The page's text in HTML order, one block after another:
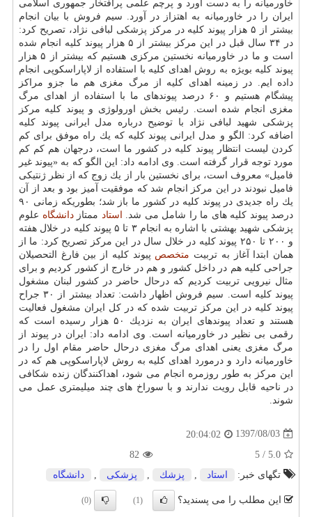
خاورمیانه را به دست آورد و پرچم علمی پرافتخار جمهوری اسلامی
ایران را در خاورمیانه به اهتزاز در آورد. سیم فروش با بیان انجام
بیشتر از ۵ هزار پیوند كلیه در مركز پزشكی لبافی نژاد، تصریح كرد:
در ۳۴ سال قبل در این مركز بیشتر از ۵ هزار پیوند كلیه انجام شده
است و ما در خاورمیانه نخستین مركزی هستیم كه بیشتر از ۵ هزار
پیوند كلیه بویژه به روش اهدای كلیه با استفاده از لاپاراسكوپی انجام
داده ایم. در زمینه اهدای كلیه از مرگ مغزی هم ما جزو مراكز
پیشگام هستیم و ۶۰ درصد پیوندهای ما با استفاده از اهدای مرگ
مغزی انجام شده است. رئیس بخش اورولوژی و پیوند كلیه مركز
پزشكی شهید لبافی نژاد با توضیح درباره مدل ایرانی پیوند كلیه
اضافه كرد: الگو و مدل ایرانی پیوند كلیه كه یك راه موفق برای كم
كردن لیست انتظار پیوند كلیه در كشور ما است، درجهان هم كم كم
مورد توجه قرار گرفته است. وی ادامه داد: این الگو كه به «پیوند غیر
فامیل» معروف است، برای نخستین بار از یك زوج كه از نظر ژنتیكی
فامیل نبودند در این مركز انجام شد كه موفقیت آمیز بود و بعد از آن
یك راه جدیدی در پیوند كلیه در كشور ما باز شد؛ بطوریكه زمانی ۹۰
درصد پیوند كلیه های ما را شامل می شد. استاد ممتازدانشگاه علوم
پزشكی شهید بهشتی با اشاره به انجام ۳ تا ۵ پیوند كلیه در خلال هفته
و ۲۰۰ تا ۲۵۰ پیوند كلیه در خلال سال در این مركز تصریح كرد: ما از
همان ابتدا آغاز به تربیت متخصص پیوند كلیه از بین فارغ التحصیلان
جراحی كلیه هم در داخل كشور و هم در خارج از كشور كردیم و برای
مثال نیرویی تربیت كردیم كه درحال حاضر در كشور لبنان مشغول
پیوند كلیه است. سیم فروش اظهار داشت: تعداد بیشتر از ۳۰ جراح
پیوند كلیه در این مركز تربیت شده كه در كل ایران مشغول فعالیت
هستند و تعداد پیوندهای ایران به نزدیك ۵۰ هزار رسیده است كه
رقمی بی نظیر در خاورمیانه است. وی ادامه داد: ایران در پیوند از
مرگ مغزی یعنی اهدای مرگ مغزی درحال حاضر مقام اول را در
خاورمیانه دارد و درمورد اهدای كلیه به روش لاپاراسكوپی هم كه در
این مركز به طور روزمره انجام می شود، اهداكنندگان زنده شكافی
در ناحیه قابل رویت ندارند و با سوراخ های چند میلیمتری عمل می
شوند.
1397/08/03
20:04:02
5.0
/ 5
82
تگهای خبر:
استاد پزشك پزشكی دانشگاه
این مطلب را می پسندید؟ (1)
(0)